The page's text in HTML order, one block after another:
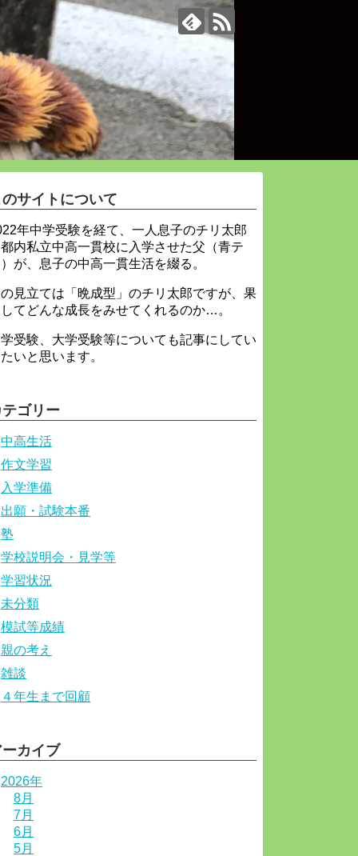
サイトについて
年中学受験を経て、一人息子のチリ太郎
内私立中高一貫校に入学させた父（青テ
が、息子の中高一貫生活を綴る。
見立ては「晩成型」のチリ太郎ですが、果
てどんな成長をみせてくれるのか…。
受験、大学受験等についても記事にしてい
いと思います。
ゴリー
中高生活
作文学習
入学準備
出願・試験本番
塾
学校説明会・見学等
学習状況
未分類
模試等成績
親の考え
雑談
４年生まで回顧
カイブ
2026年
8月
7月
6月
5月